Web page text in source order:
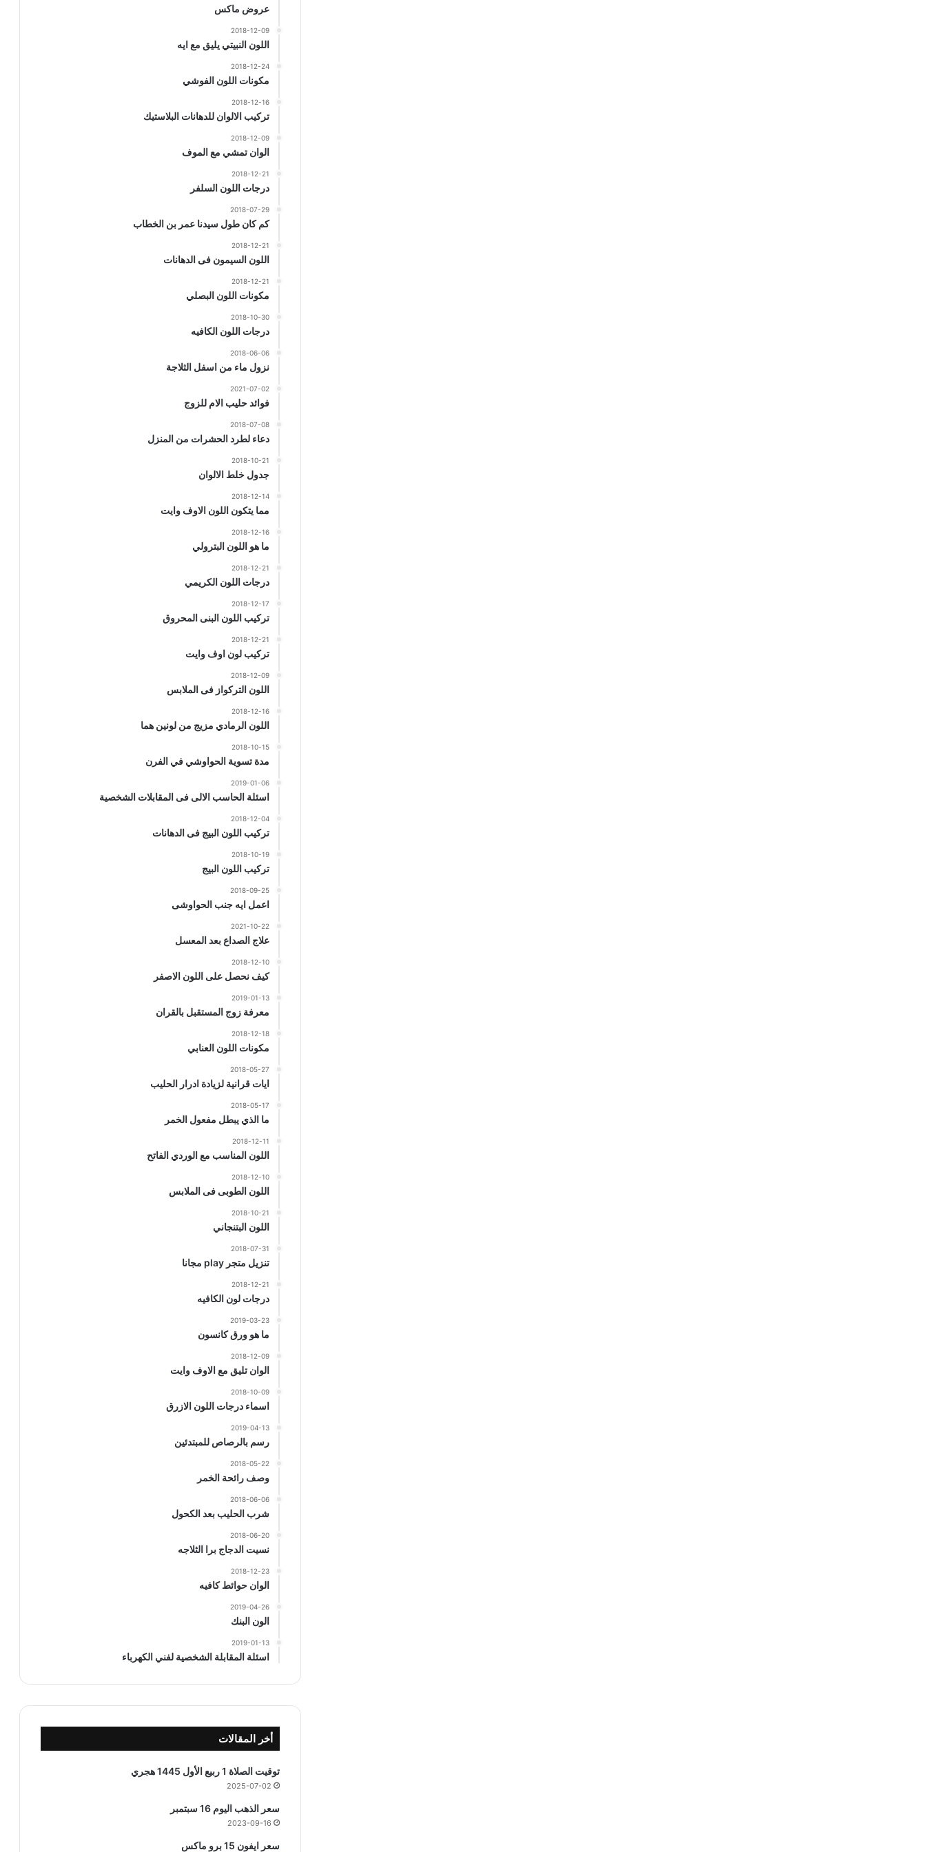
عروض ماكس
2018-12-09
اللون النبيتي يليق مع ايه
2018-12-24
مكونات اللون الفوشي
2018-12-16
تركيب الالوان للدهانات البلاستيك
2018-12-09
الوان تمشي مع الموف
2018-12-21
درجات اللون السلفر
2018-07-29
كم كان طول سيدنا عمر بن الخطاب
2018-12-21
اللون السيمون فى الدهانات
2018-12-21
مكونات اللون البصلي
2018-10-30
درجات اللون الكافيه
2018-06-06
نزول ماء من اسفل الثلاجة
2021-07-02
فوائد حليب الام للزوج
2018-07-08
دعاء لطرد الحشرات من المنزل
2018-10-21
جدول خلط الالوان
2018-12-14
مما يتكون اللون الاوف وايت
2018-12-16
ما هو اللون البترولي
2018-12-21
درجات اللون الكريمي
2018-12-17
تركيب اللون البنى المحروق
2018-12-21
تركيب لون اوف وايت
2018-12-09
اللون التركواز فى الملابس
2018-12-16
اللون الرمادي مزيج من لونين هما
2018-10-15
مدة تسوية الحواوشي في الفرن
2019-01-06
اسئلة الحاسب الالى فى المقابلات الشخصية
2018-12-04
تركيب اللون البيج فى الدهانات
2018-10-19
تركيب اللون البيج
2018-09-25
اعمل ايه جنب الحواوشى
2021-10-22
علاج الصداع بعد المعسل
2018-12-10
كيف نحصل على اللون الاصفر
2019-01-13
معرفة زوج المستقبل بالقران
2018-12-18
مكونات اللون العنابي
2018-05-27
ايات قرانية لزيادة ادرار الحليب
2018-05-17
ما الذي يبطل مفعول الخمر
2018-12-11
اللون المناسب مع الوردي الفاتح
2018-12-10
اللون الطوبى فى الملابس
2018-10-21
اللون البتنجاني
2018-07-31
تنزيل متجر play مجانا
2018-12-21
درجات لون الكافيه
2019-03-23
ما هو ورق كانسون
2018-12-09
الوان تليق مع الاوف وايت
2018-10-09
اسماء درجات اللون الازرق
2019-04-13
رسم بالرصاص للمبتدئين
2018-05-22
وصف رائحة الخمر
2018-06-06
شرب الحليب بعد الكحول
2018-06-20
نسيت الدجاج برا الثلاجه
2018-12-23
الوان حوائط كافيه
2019-04-26
الون البنك
2019-01-13
اسئلة المقابلة الشخصية لفني الكهرباء
أخر المقالات
توقيت الصلاة 1 ربيع الأول 1445 هجري
2025-07-02
سعر الذهب اليوم 16 سبتمبر
2023-09-16
سعر ايفون 15 برو ماكس